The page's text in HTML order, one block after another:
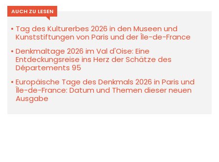
AUCH ZU LESEN
Tag des Kulturerbes 2026 in den Museen und
Kunststiftungen von Paris und der Île-de-France
Denkmaltage 2026 im Val d'Oise: Eine
Entdeckungsreise ins Herz der Schätze des
Départements 95
Europäische Tage des Denkmals 2026 in Paris und
Île-de-France: Datum und Themen dieser neuen
Ausgabe